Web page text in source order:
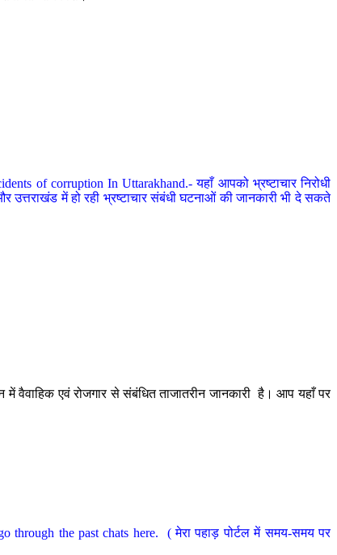
of corruption In Uttarakhand.- यहाँ आपको भ्रष्टाचार निरोधी
में हो रही भ्रष्टाचार संबंधी घटनाओं की जानकारी भी दे सकते
वैवाहिक एवं रोजगार से संबंधित ताजातरीन जानकारी है। आप यहाँ पर
through the past chats here. ( मेरा पहाड़ पोर्टल में समय-समय पर